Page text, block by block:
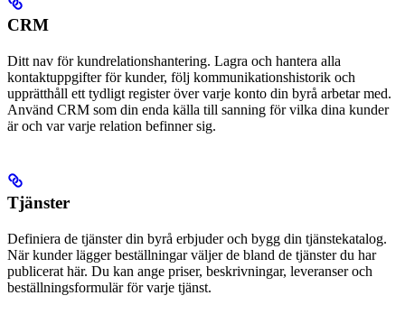
CRM
Ditt nav för kundrelationshantering. Lagra och hantera alla
kontaktuppgifter för kunder, följ kommunikationshistorik och
upprätthåll ett tydligt register över varje konto din byrå arbetar med.
Använd CRM som din enda källa till sanning för vilka dina kunder
är och var varje relation befinner sig.
Tjänster
Definiera de tjänster din byrå erbjuder och bygg din tjänstekatalog.
När kunder lägger beställningar väljer de bland de tjänster du har
publicerat här. Du kan ange priser, beskrivningar, leveranser och
beställningsformulär för varje tjänst.